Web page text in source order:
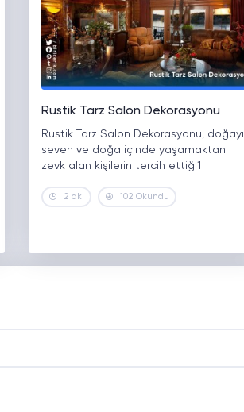
Rustik Tarz Salon Dekorasyonu
Rustik Tarz Salon Dekorasyonu, doğayı
seven ve doğa içinde yaşamaktan
zevk alan kişilerin tercih ettiği1
2 dk. 102 Okundu